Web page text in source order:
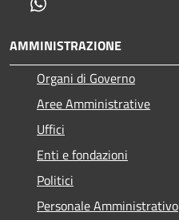
AMMINISTRAZIONE
Organi di Governo
Aree Amministrative
Uffici
Enti e fondazioni
Politici
Personale Amministrativo